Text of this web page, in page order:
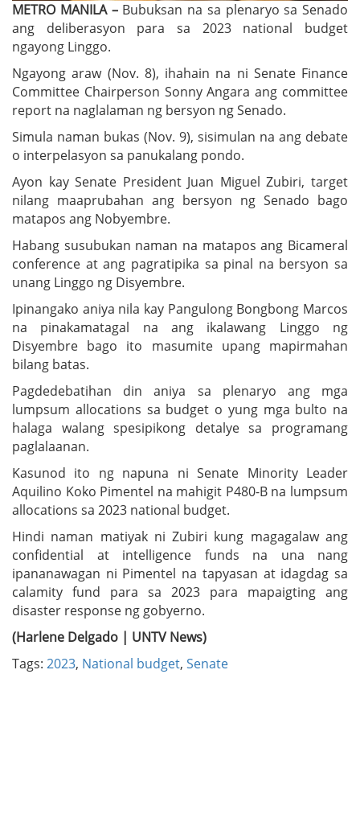
METRO MANILA – Bubuksan na sa plenaryo sa Senado
ang deliberasyon para sa 2023 national budget
ngayong Linggo.
Ngayong araw (Nov. 8), ihahain na ni Senate Finance
Committee Chairperson Sonny Angara ang committee
report na naglalaman ng bersyon ng Senado.
Simula naman bukas (Nov. 9), sisimulan na ang debate
o interpelasyon sa panukalang pondo.
Ayon kay Senate President Juan Miguel Zubiri, target
nilang maaprubahan ang bersyon ng Senado bago
matapos ang Nobyembre.
Habang susubukan naman na matapos ang Bicameral
conference at ang pagratipika sa pinal na bersyon sa
unang Linggo ng Disyembre.
Ipinangako aniya nila kay Pangulong Bongbong Marcos
na pinakamatagal na ang ikalawang Linggo ng
Disyembre bago ito masumite upang mapirmahan
bilang batas.
Pagdedebatihan din aniya sa plenaryo ang mga
lumpsum allocations sa budget o yung mga bulto na
halaga walang spesipikong detalye sa programang
paglalaanan.
Kasunod ito ng napuna ni Senate Minority Leader
Aquilino Koko Pimentel na mahigit P480-B na lumpsum
allocations sa 2023 national budget.
Hindi naman matiyak ni Zubiri kung magagalaw ang
confidential at intelligence funds na una nang
ipananawagan ni Pimentel na tapyasan at idagdag sa
calamity fund para sa 2023 para mapaigting ang
disaster response ng gobyerno.
(Harlene Delgado | UNTV News)
Tags: 2023, National budget, Senate